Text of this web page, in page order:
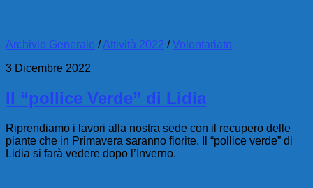
Archivio Generale /Attività 2022 /Volontariato
3 Dicembre 2022
Il “pollice Verde” di Lidia
Riprendiamo i lavori alla nostra sede con il recupero delle
piante che in Primavera saranno fiorite. Il “pollice verde” di
Lidia si farà vedere dopo l’Inverno.